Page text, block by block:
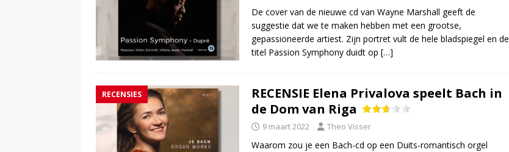
De cover van de nieuwe cd van Wayne Marshall geeft de
suggestie dat we te maken hebben met een grootse,
gepassioneerde artiest. Zijn portret vult de hele bladspiegel en de
titel Passion Symphony duidt op […]
RECENSIES
RECENSIE Elena Privalova speelt Bach in
de Dom van Riga
9 maart 2022 Theo Visser
Waarom zou je een Bach-cd op een Duits-romantisch orgel